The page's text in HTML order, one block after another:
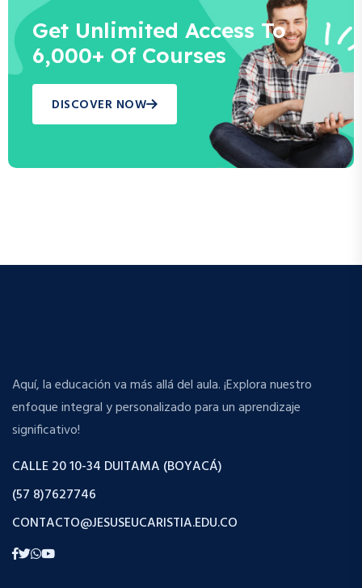
Get Unlimited Access To
6,000+ Of Courses
DISCOVER NOW
Aquí, la educación va más allá del aula. ¡Explora nuestro
enfoque integral y personalizado para un aprendizaje
significativo!
CALLE 20 10-34 DUITAMA (BOYACÁ)
(57 8)7627746
CONTACTO@JESUSEUCARISTIA.EDU.CO